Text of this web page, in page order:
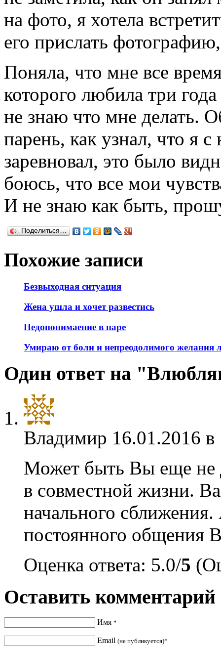
на фото, я хотела
его прислать
Поняла, что мне все
которого любила три
не знаю что мне делать.
парень, как узнал, что я
заревновал, это было
боюсь, что все мои
И не знаю как быть,
Поделиться…
Похожие записи
Безвыходная ситуация
Жена ушла и хочет развестись
Недопонимаение в паре
Умираю от боли и непреодолимого желания
Один ответ на
Владимир 16.01.2016
Может быть Вы еще не
в совместной жизни.
начального
постоянного общения
Оценка ответа: 5.0/5
Оставить комментарий
Имя *
Email (не публикуется)*